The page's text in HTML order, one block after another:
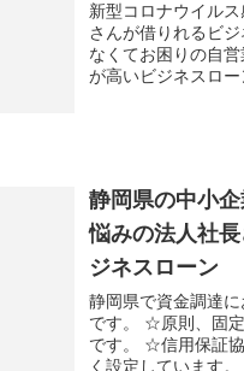
新型コロナウイル
さんが借りれるビ
なくてお困りの自
が高いビジネスロ
静岡県の中小
悩みの法人社
ジネスローン
静岡県で資金調達
です。 ☆原則、固
です。 ☆信用保証
く設定しています